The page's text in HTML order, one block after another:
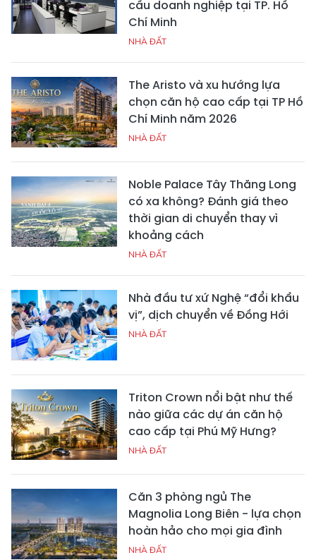
cầu doanh nghiệp tại TP. Hồ
Chí Minh
NHÀ ĐẤT
The Aristo và xu hướng lựa
chọn căn hộ cao cấp tại TP Hồ
Chí Minh năm 2026
NHÀ ĐẤT
Noble Palace Tây Thăng Long
có xa không? Đánh giá theo
thời gian di chuyển thay vì
khoảng cách
NHÀ ĐẤT
Nhà đầu tư xứ Nghệ “đổi khẩu
vị”, dịch chuyển về Đồng Hới
NHÀ ĐẤT
Triton Crown nổi bật như thế
nào giữa các dự án căn hộ
cao cấp tại Phú Mỹ Hưng?
NHÀ ĐẤT
Căn 3 phòng ngủ The
Magnolia Long Biên - lựa chọn
hoàn hảo cho mọi gia đình
NHÀ ĐẤT